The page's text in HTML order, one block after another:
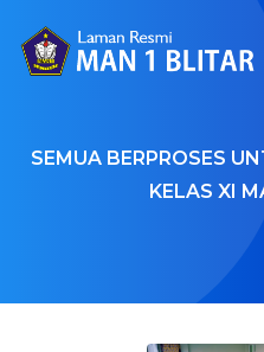
SEMUA BERPROSES
KELAS XI